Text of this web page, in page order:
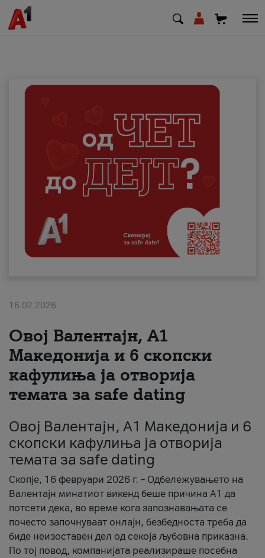
Деловни
Поддршка
Надополни кредит
Плати сметка
#ПодобарОнлајн
16.02.2026
Овој Валентајн, A1
Македонија и 6 скопски
кафулиња ја отворија
темата за safe dating
Овој Валентајн, A1 Македонија и 6
скопски кафулиња ја отворија
темата за safe dating
Скопје, 16 февруари 2026 г. – Одбележувањето на
Валентајн минатиот викенд беше причина А1 да
потсети дека, во време кога запознавањата се
почесто започнуваат онлајн, безбедноста треба да
биде неизоставен дел од секоја љубовна приказна.
По тој повод, компанијата реализираше посебна